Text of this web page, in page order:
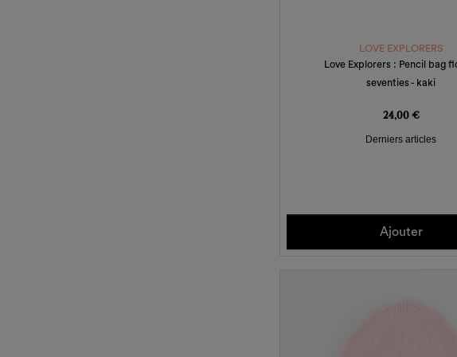
LOVE EXPLORERS
Love Explorers : Pencil bag
seventies - kaki
24,00 €
Derniers articles
Ajouter